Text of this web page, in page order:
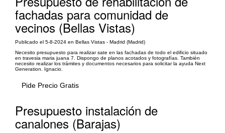
fachadas para comunidad de
vecinos (Bellas Vistas)
Publicado el 5-8-2024 en Bellas Vistas - Madrid (Madrid)
Necesito presupuesto para realizar sate en las fachadas de todo el edificio situado
en travesia maria juana 7. Dispongo de planos acotados y fotografías. También
necesito realizar los trámites y documentos necesarios para solicitar la ayuda Next
Generation. Ignacio.
Pide Precio Gratis
Presupuesto instalación de
canalones (Barajas)